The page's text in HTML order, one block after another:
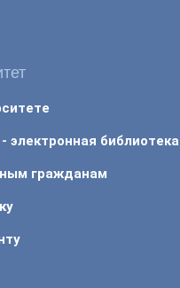
электронная библиотека
гражданам